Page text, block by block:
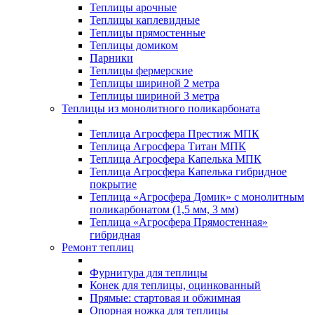
Теплицы арочные
Теплицы каплевидные
Теплицы прямостенные
Теплицы домиком
Парники
Теплицы фермерские
Теплицы шириной 2 метра
Теплицы шириной 3 метра
Теплицы из монолитного поликарбоната
Теплица Агросфера Престиж МПК
Теплица Агросфера Титан МПК
Теплица Агросфера Капелька МПК
Теплица Агросфера Капелька гибридное
покрытие
Теплица «Агросфера Домик» с монолитным
поликарбонатом (1,5 мм, 3 мм)
Теплица «Агросфера Прямостенная»
гибридная
Ремонт теплиц
Фурнитура для теплицы
Конек для теплицы, оцинкованный
Прямые: стартовая и обжимная
Опорная ножка для теплицы